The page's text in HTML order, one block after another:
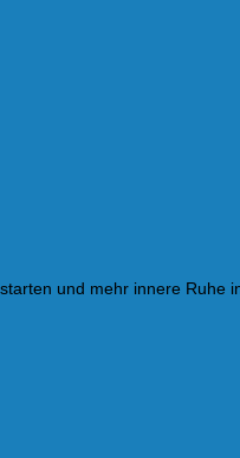
und mehr innere Ruhe